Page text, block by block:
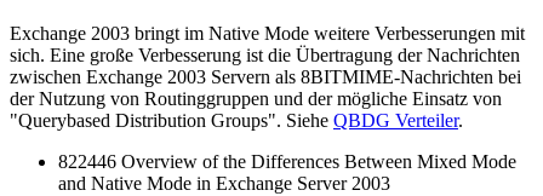
Exchange 2003 bringt im Native Mode weitere Verbesserungen mit
sich. Eine große Verbesserung ist die Übertragung der Nachrichten
zwischen Exchange 2003 Servern als 8BITMIME-Nachrichten bei
der Nutzung von Routinggruppen und der mögliche Einsatz von
"Querybased Distribution Groups". Siehe QBDG Verteiler.
822446 Overview of the Differences Between Mixed Mode
and Native Mode in Exchange Server 2003